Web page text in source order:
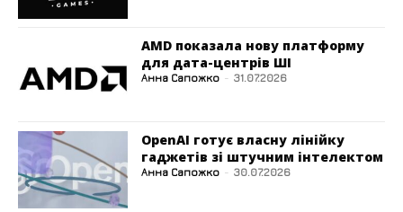
AMD показала нову платформу
для дата-центрів ШІ
Анна Сапожко - 31.07.2026
OpenAI готує власну лінійку
гаджетів зі штучним інтелектом
Анна Сапожко - 30.07.2026